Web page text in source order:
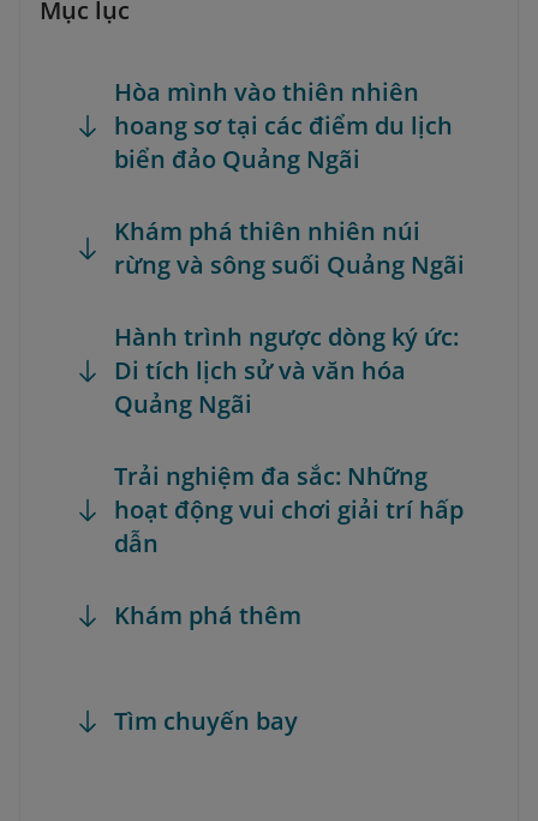
Mục lục
Hòa mình vào thiên nhiên
hoang sơ tại các điểm du lịch
biển đảo Quảng Ngãi
Khám phá thiên nhiên núi
rừng và sông suối Quảng Ngãi
Hành trình ngược dòng ký ức:
Di tích lịch sử và văn hóa
Quảng Ngãi
Trải nghiệm đa sắc: Những
hoạt động vui chơi giải trí hấp
dẫn
Khám phá thêm
Tìm chuyến bay